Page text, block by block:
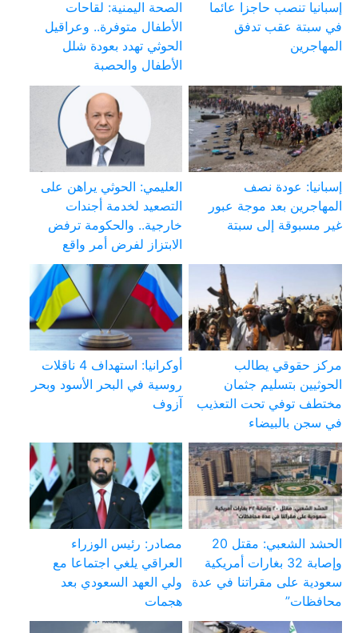
إسبانيا تنصب حاجزا عائما
في سبتة عقب تدفق
المهاجرين
الصحة اليمنية: لقاحات
الأطفال متوفرة.. وعراقيل
الحوثي تهدد بعودة شلل
الأطفال والحصبة
إسبانيا: عودة نصف
المهاجرين بعد موجة عبور
غير مسبوقة إلى سبتة
العليمي: الحوثي يراهن على
التصعيد لخدمة أجندات
خارجية.. والحكومة ترفض
الابتزاز لفرض أمر واقع
مركز حقوقي يطالب
الحوثيين بتسليم جثمان
مختطف توفي تحت التعذيب
في سجن بالبيضاء
أوكرانيا: استهداف 4 ناقلات
روسية في البحر الأسود وبحر
آزوف
الحشد الشعبي: مقتل 20
وإصابة 32 بغارات أمريكية
سعودية على مقراتنا في عدة
محافظات”
مصادر: رئيس الوزراء
العراقي يلغي اجتماعا مع
ولي العهد السعودي بعد
هجمات